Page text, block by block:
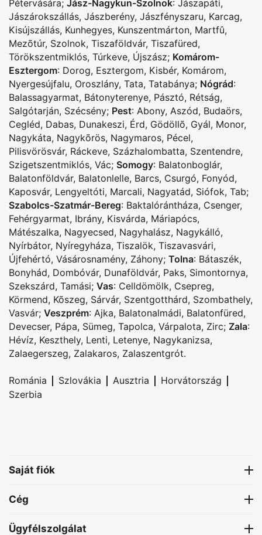
Pétervására; Jász-Nagykun-Szolnok: Jászapáti,
Jászárokszállás, Jászberény, Jászfényszaru, Karcag,
Kisújszállás, Kunhegyes, Kunszentmárton, Martfû,
Mezõtúr, Szolnok, Tiszaföldvár, Tiszafüred,
Törökszentmiklós, Túrkeve, Újszász; Komárom-
Esztergom: Dorog, Esztergom, Kisbér, Komárom,
Nyergesújfalu, Oroszlány, Tata, Tatabánya; Nógrád:
Balassagyarmat, Bátonyterenye, Pásztó, Rétság,
Salgótarján, Szécsény; Pest: Abony, Aszód, Budaörs,
Cegléd, Dabas, Dunakeszi, Érd, Gödöllõ, Gyál, Monor,
Nagykáta, Nagykõrös, Nagymaros, Pécel,
Pilisvörösvár, Ráckeve, Százhalombatta, Szentendre,
Szigetszentmiklós, Vác; Somogy: Balatonboglár,
Balatonföldvár, Balatonlelle, Barcs, Csurgó, Fonyód,
Kaposvár, Lengyeltóti, Marcali, Nagyatád, Siófok, Tab;
Szabolcs-Szatmár-Bereg: Baktalórántháza, Csenger,
Fehérgyarmat, Ibrány, Kisvárda, Máriapócs,
Mátészalka, Nagyecsed, Nagyhalász, Nagykálló,
Nyírbátor, Nyíregyháza, Tiszalök, Tiszavasvári,
Újfehértó, Vásárosnamény, Záhony; Tolna: Bátaszék,
Bonyhád, Dombóvár, Dunaföldvár, Paks, Simontornya,
Szekszárd, Tamási; Vas: Celldömölk, Csepreg,
Körmend, Kõszeg, Sárvár, Szentgotthárd, Szombathely,
Vasvár; Veszprém: Ajka, Balatonalmádi, Balatonfüred,
Devecser, Pápa, Sümeg, Tapolca, Várpalota, Zirc; Zala:
Hévíz, Keszthely, Lenti, Letenye, Nagykanizsa,
Zalaegerszeg, Zalakaros, Zalaszentgrót.
Románia | Szlovákia | Ausztria | Horvátország |
Szerbia
Saját fiók
Cég
Ügyfélszolgálat